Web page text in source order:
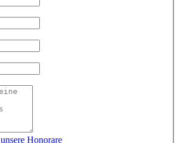
unsere Honorare